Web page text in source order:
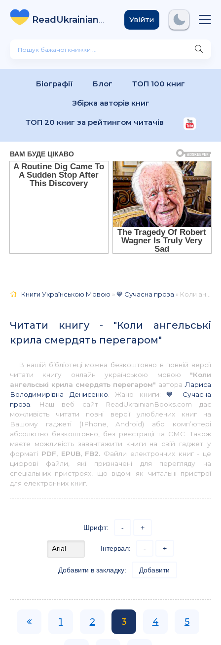
ReadUkrainian
Books .com
Увійти
Біографії Блог ТОП 100 книг
Збірка авторів книг
ТОП 20 книг за рейтингом читачів
Книги Українською Мовою »💙 Сучасна проза » Коли ангельські крила смердять перегаром 📚 - Українською
Читати книгу - "Коли ангельські
крила смердять перегаром"
В нашій бібліотеці можна безкоштовно в повній версії
читати книгу онлайн українською мовою "Коли
ангельські крила смердять перегаром" автора Лариса
Володимирівна Денисенко . Жанр книги: 💙 Сучасна
проза . Наш веб сайт ReadUkrainianBooks.com дає
можливість читати повні версії улюблених книг на
Вашому гаджеті (IPhone, Android) або комп’ютері
абсолютно безкоштовно, без реєстрації та СМС. Також
маєте можливість завантажити книги на свій гаджет у
форматі PDF, EPUB, FB2. Файли електронних книг - це
цифрові файли, які призначені для перегляду на
спеціальних пристроях, що відомі як читальні пристрої
для електронних книг.
Шрифт: - +
Інтервал: - +
Добавити в закладку: Добавити
1 2 3 4 5